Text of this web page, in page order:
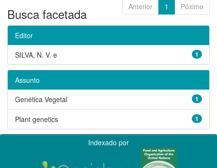
Anterior 1 Póximo
Busca facetada
Editor
1
SILVA, N. V. e
Assunto
1
Genética Vegetal
1
Plant genetics
Indexado por